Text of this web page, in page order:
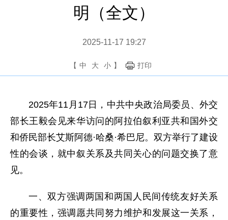
明（全文）
2025-11-17 19:27
【 中 大 小 】 打印
2025年11月17日，中共中央政治局委员、外交
部长王毅会见来华访问的阿拉伯叙利亚共和国外交
和侨民部长艾斯阿德·哈桑·希巴尼。双方举行了建设
性的会谈，就中叙关系及共同关心的问题交换了意
见。
一、双方强调两国和两国人民间传统友好关系
的重要性，强调愿共同努力维护和发展这一关系，